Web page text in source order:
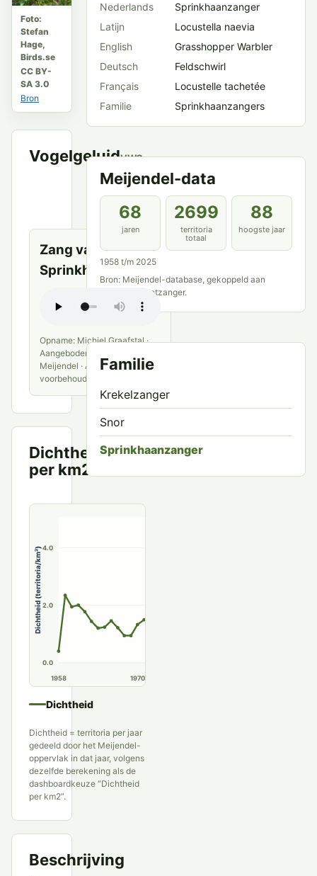
Foto:
Stefan
Hage,
Birds.se
CC BY-
SA 3.0
Bron
VogelgeluidVWG
Meijendel
en
openbare
bronnen
Zang van
Sprinkhaanzanger
Opname: Michiel Graafstal ·
Aangeboden aan VWG
Meijendel · Alle rechten
voorbehouden
Dichtheid
per km2
Territoria
0.0
2.0
4.0
Dichtheid (territoria/km²)
1958 1970
Dichtheid
Dichtheid = territoria per jaar
gedeeld door het Meijendel-
oppervlak in dat jaar, volgens
dezelfde berekening als de
dashboardkeuze “Dichtheid
per km2”.
Beschrijving
Nederlands
Sprinkhaanzanger
Latijn
Locustella naevia
English
Grasshopper Warbler
Deutsch
Feldschwirl
Français
Locustelle tachetée
Familie
Sprinkhaanzangers
Meijendel-data
68
jaren
2699
territoria
totaal
88
hoogste jaar
1958 t/m 2025
Bron: Meijendel-database, gekoppeld aan
Sprinkhaanrietzanger.
Familie
Krekelzanger
Snor
Sprinkhaanzanger